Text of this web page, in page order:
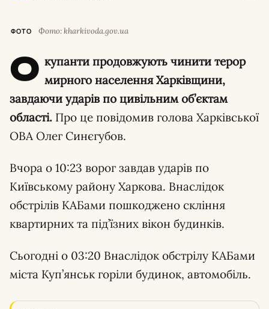
ФОТО Фото: kharkivoda.gov.ua
О купанти продовжують чинити терор
мирного населення Харківщини,
завдаючи ударів по цивільним об’єктам
області. Про це повідомив голова Харківської
ОВА Олег Синєгубов.
Вчора о 10:23 ворог завдав ударів по
Київському району Харкова. Внаслідок
обстрілів КАБами пошкоджено скління
квартирних та під’їзних вікон будинків.
Сьогодні о 03:20 Внаслідок обстрілу КАБами
міста Куп’янськ горіли будинок, автомобіль.